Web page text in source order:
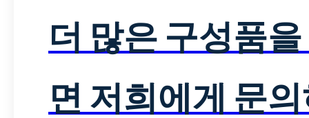
더 많은 구성품
면 저희에게 문